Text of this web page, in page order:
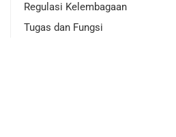
Regulasi Kelembagaan
Tugas dan Fungsi